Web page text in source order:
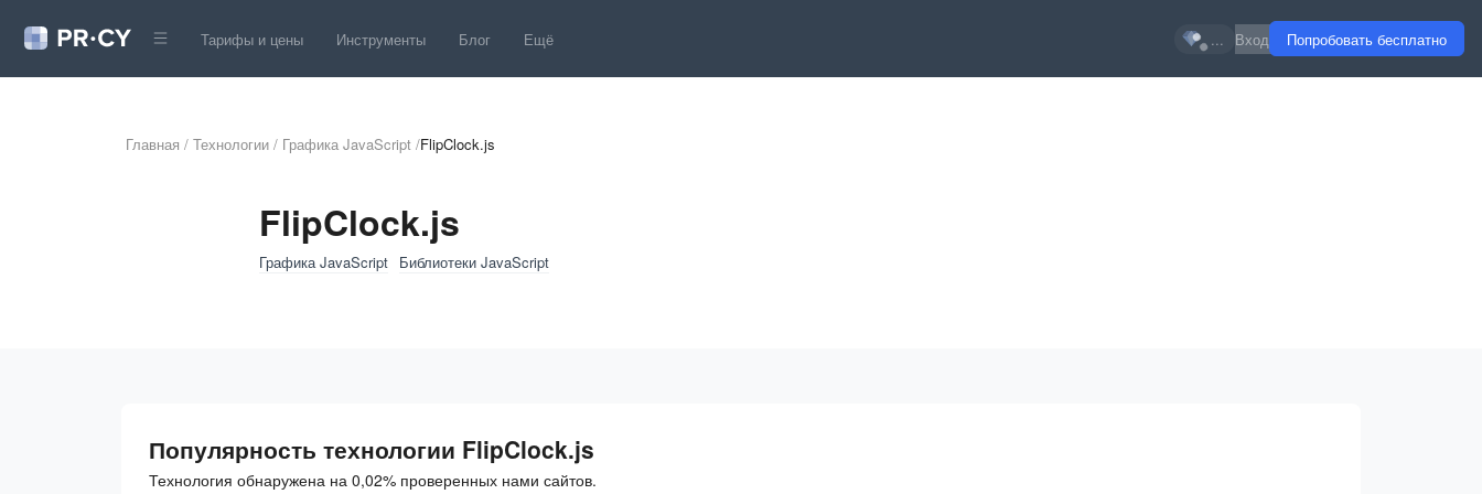
Тарифы и цены Инструменты Блог Ещё ... Вход Попробовать бесплатно
Главная / Технологии / Графика JavaScript /FlipClock.js
FlipClock.js
Графика JavaScript Библиотеки JavaScript
Популярность технологии FlipClock.js
Технология обнаружена на 0,02% проверенных нами сайтов.